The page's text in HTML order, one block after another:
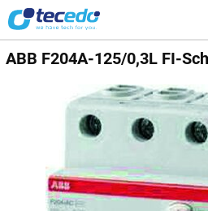
ABB F204A-125/0,3L FI-